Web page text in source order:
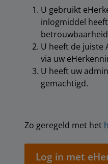
U gebruikt
inlogmiddel heeft
U heeft de juiste
via uw
U heeft uw
gemachtigd.
Zo geregeld met het
Log in met